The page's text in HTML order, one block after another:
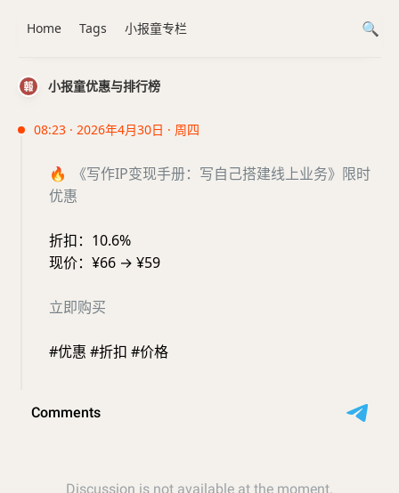
小报童优惠与排行榜
08:23 · 2026年4月30日 · 周四
🔥
《写作IP变现手册：写自己搭建线上业务》限时
优惠
折扣：10.6%
现价：¥66 → ¥59
立即购买
#优惠 #折扣 #价格
Home Tags 小报童专栏